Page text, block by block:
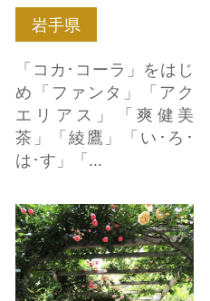
岩手県
「コカ･コーラ」をはじ
め「ファンタ」「アク
エリアス」「爽健美
茶」「綾鷹」「い･ろ･
は･す」「…
＜宮沢賢治関連＞花巻
温泉バラ園・宮沢賢治
設計日時計花壇 の詳細
はこちら